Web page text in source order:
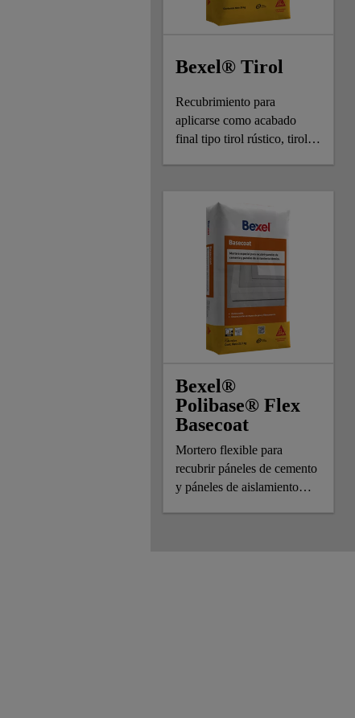
Bexel® Tirol
Recubrimiento para
aplicarse como acabado
final tipo tirol rústico, tirol
Bexel®
Polibase® Flex
Basecoat
Mortero flexible para
recubrir páneles de cemento
y páneles de aislamiento